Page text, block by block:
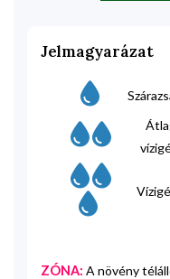
Jelmagyarázat
ZÓNA: A növény